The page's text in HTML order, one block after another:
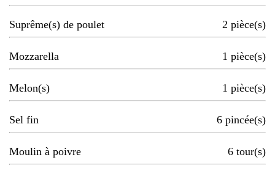
Suprême(s) de poulet 2 pièce(s)
Mozzarella 1 pièce(s)
Melon(s) 1 pièce(s)
Sel fin 6 pincée(s)
Moulin à poivre 6 tour(s)